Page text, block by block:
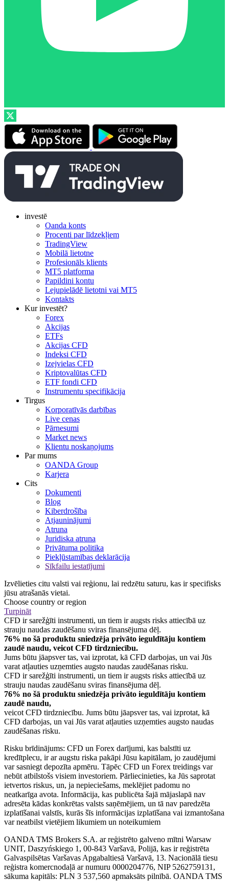
investē
Oanda konts
Procenti par līdzekļiem
TradingView
Mobilā lietotne
Profesionāls klients
MT5 platforma
Papildini kontu
Lejupielādē lietotni vai MT5
Kontakts
Kur investēt?
Forex
Akcijas
ETFs
Akcijas CFD
Indeksi CFD
Izejvielas CFD
Kriptovalūtas CFD
ETF fondi CFD
Instrumentu specifikācija
Tirgus
Korporatīvās darbības
Live cenas
Pārnesumi
Market news
Klientu noskaņojums
Par mums
OANDA Group
Karjera
Cits
Dokumenti
Blog
Kiberdrošība
Atjauninājumi
Atruna
Juridiska atruna
Privātuma politika
Piekļūstamības deklarācija
Sīkfailu iestatījumi
Izvēlieties citu valsti vai reģionu, lai redzētu saturu, kas ir specifisks
jūsu atrašanās vietai.
Choose country or region
Turpināt
CFD ir sarežģīti instrumenti, un tiem ir augsts risks attiecībā uz
strauju naudas zaudēšanu sviras finansējuma dēļ.
76% no šā produktu sniedzēja privāto ieguldītāju kontiem
zaudē naudu, veicot CFD tirdzniecību.
Jums būtu jāapsver tas, vai izprotat, kā CFD darbojas, un vai Jūs
varat atļauties uzņemties augsto naudas zaudēšanas risku.
CFD ir sarežģīti instrumenti, un tiem ir augsts risks attiecībā uz
strauju naudas zaudēšanu sviras finansējuma dēļ.
76% no šā produktu sniedzēja privāto ieguldītāju kontiem
zaudē naudu,
veicot CFD tirdzniecību. Jums būtu jāapsver tas, vai izprotat, kā
CFD darbojas, un vai Jūs varat atļauties uzņemties augsto naudas
zaudēšanas risku.
Risku brīdinājums: CFD un Forex darījumi, kas balstīti uz
kredītplecu, ir ar augstu riska pakāpi Jūsu kapitālam, jo zaudējumi
var sasniegt depozīta apmēru. Tāpēc CFD un Forex treidings var
nebūt atbilstošs visiem investoriem. Pārliecinieties, ka Jūs saprotat
ietvertos riskus, un, ja nepieciešams, meklējiet padomu no
neatkarīga avota. Informācija, kas publicēta šajā mājaslapā nav
adresēta kādas konkrētas valsts saņēmējiem, un tā nav paredzēta
izplatīšanai valstīs, kurās šīs informācijas izplatīšana vai izmantošana
var neatbilst vietējiem likumiem un noteikumiem
OANDA TMS Brokers S.A. ar reģistrēto galveno mītni Warsaw
UNIT, Daszyńskiego 1, 00-843 Varšavā, Polijā, kas ir reģistrēta
Galvaspilsētas Varšavas Apgabaltiesā Varšavā, 13. Nacionālā tiesu
reģistra komercnodaļā ar numuru 0000204776, NIP 5262759131,
sākuma kapitāls: PLN 3 537,560 apmaksāts pilnībā. OANDA TMS